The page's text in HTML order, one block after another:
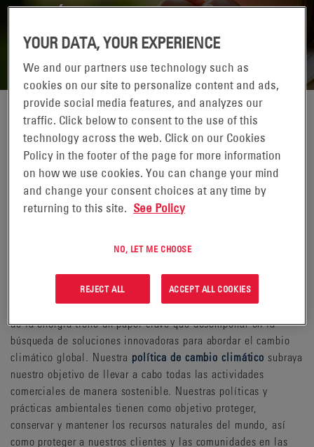
GESTIÓN AMBIENTAL, DE SALUD Y
SEGURIDAD
Nuestra responsabilidad fundamental como empleador es
proporcionar un lugar de trabajo limpio, seguro y saludable
para todos nuestros empleados. Nuestro compromiso y
esfuerzos se explican con más detalle en nuestra política de
seguridad y salud. También abordamos los desafíos
ambientales, incluidas las iniciativas para promover el uso
como el apoyo al desarrollo y la difusión de nuevas
energía limpia.
Creemos que el sector de los sistemas de energía y la gestión
de la energía tiene un papel clave que desempeñar en la
búsqueda de soluciones innovadoras para abordar el cambio
climático global. Nuestra política de cambio climático subraya
nuestro objetivo de llevar a cabo todas las actividades
comerciales de manera sostenible. Nuestras políticas y
prácticas ambientales tienen como objetivo proteger,
conservar y mantener los recursos naturales del mundo, así
como proteger a nuestros clientes y las comunidades en las
YOUR DATA, YOUR EXPERIENCE
We and our partners use technology such as
cookies on our site to personalize content and ads,
provide social media features, and analyzes our
traffic. Click below to consent to the use of this
technology across the web. Click on our Cookies
Policy in the footer of the page for more information
on how we use cookies. You can change your mind
and change your consent choices at any time by
returning to this site. See Policy
NO, LET ME CHOOSE
REJECT ALL ACCEPT ALL COOKIES